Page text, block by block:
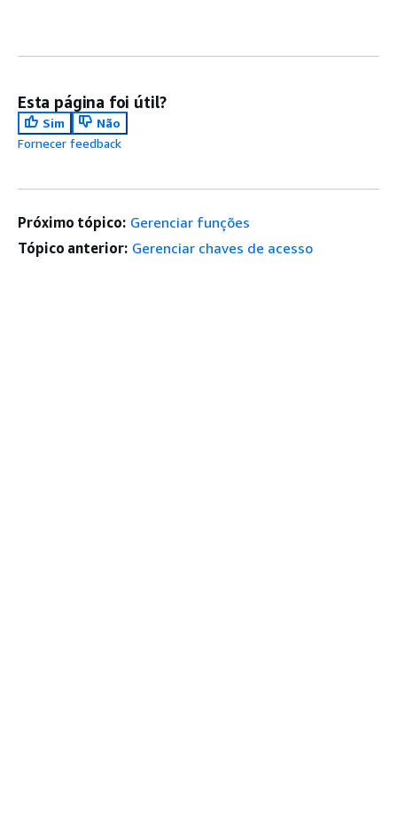
Esta página foi útil?
Sim
Não
Fornecer feedback
Próximo tópico: Gerenciar funções
Tópico anterior: Gerenciar chaves de acesso